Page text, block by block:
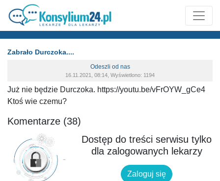
Zabrało Durczoka....
Odeszli od nas
16.11.2021, 08:14, Wyświetlono: 1194
Już nie będzie Durczoka. https://youtu.be/vFrOYW_gCe4
Ktoś wie czemu?
Komentarze (38)
Dostęp do treści serwisu tylko
dla zalogowanych lekarzy
Zaloguj się